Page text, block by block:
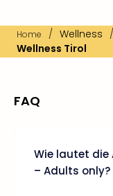
Home / Wellness /
Wellness Tirol
FAQ
Wie lautet die
– Adults only?